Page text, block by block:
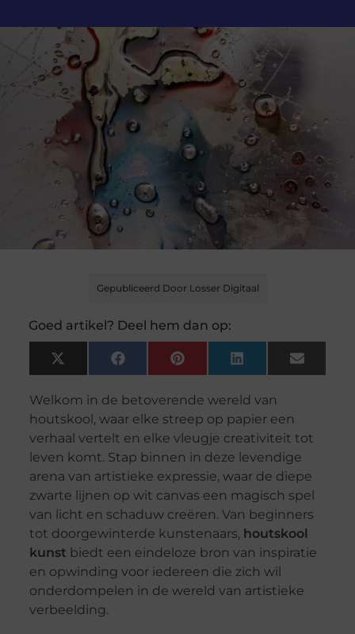
Gepubliceerd Door Losser Digitaal
Goed artikel? Deel hem dan op:
X
(Twitter)
FacebookPinterest LinkedIn Email
Welkom in de betoverende wereld van
houtskool, waar elke streep op papier een
verhaal vertelt en elke vleugje creativiteit tot
leven komt. Stap binnen in deze levendige
arena van artistieke expressie, waar de diepe
zwarte lijnen op wit canvas een magisch spel
van licht en schaduw creëren. Van beginners
tot doorgewinterde kunstenaars, houtskool
kunst biedt een eindeloze bron van inspiratie
en opwinding voor iedereen die zich wil
onderdompelen in de wereld van artistieke
verbeelding.